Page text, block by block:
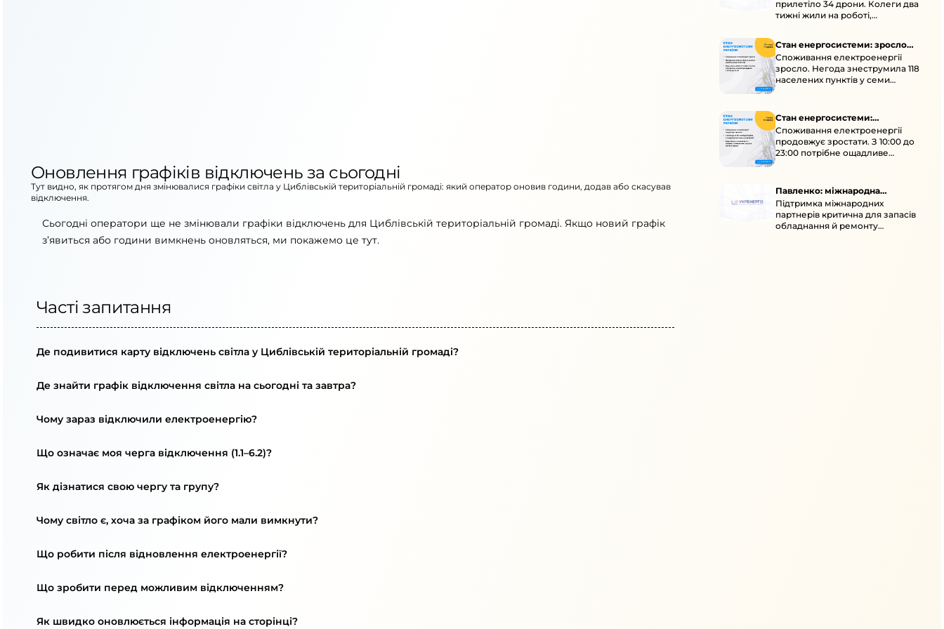
Оновлення графіків відключень за сьогодні
Тут видно, як протягом дня змінювалися графіки світла у Циблівській територіальній громаді: який оператор оновив години, додав або скасував
відключення.
Сьогодні оператори ще не змінювали графіки відключень для Циблівській територіальній громаді. Якщо новий графік
з’явиться або години вимкнень оновляться, ми покажемо це тут.
Часті запитання
Де подивитися карту відключень світла у Циблівській територіальній громаді?
Де знайти графік відключення світла на сьогодні та завтра?
Чому зараз відключили електроенергію?
Що означає моя черга відключення (1.1–6.2)?
Як дізнатися свою чергу та групу?
Чому світло є, хоча за графіком його мали вимкнути?
Що робити після відновлення електроенергії?
Що зробити перед можливим відключенням?
Як швидко оновлюється інформація на сторінці?
прилетіло 34 дрони. Колеги два
тижні жили на роботі,
Стан енергосистеми: зросло
споживання через негоду
Споживання електроенергії
зросло. Негода знеструмила 118
населених пунктів у семи
областях. Обмежте
електроприладами 10:00–23:00.
Стан енергосистеми:
споживання зростає
Споживання електроенергії
продовжує зростати. З 10:00 до
23:00 потрібне ощадливе
енергоспоживання, а
перенести на нічні години.
Павленко: міжнародна
підтримка для стійкості
енергосистеми
Підтримка міжнародних
партнерів критична для запасів
обладнання й ремонту